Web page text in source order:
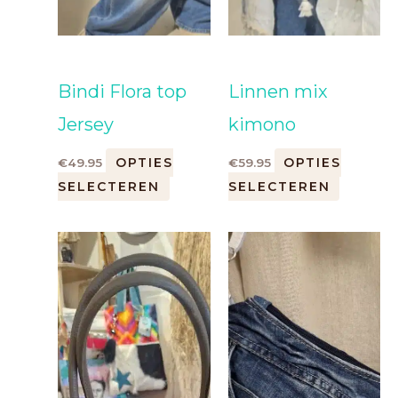
Bindi Flora top
Jersey
€49.95
OPTIES
SELECTEREN
Linnen mix
kimono
€59.95
OPTIES
SELECTEREN
Dit
product
heeft
meerdere
variaties.
Deze
optie